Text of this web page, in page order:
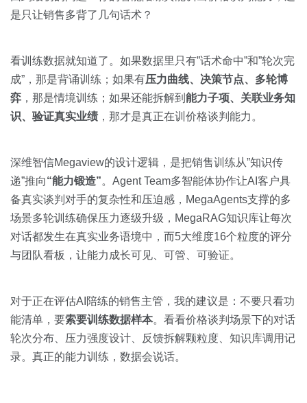
是只让销售多背了几句话术？
看训练数据就知道了。如果数据里只有”话术命中”和”轮次完
成”，那是背诵训练；如果有压力曲线、决策节点、多轮博
弈 ，那是情境训练；如果还能拆解到 能力子项、关联业务知
识、验证真实业绩 ，那才是真正在训价格谈判能力。
深维智信Megaview的设计逻辑，是把销售训练从”知识传
递”推向“能力锻造”。Agent Team多智能体协作让AI客户具
备真实谈判对手的复杂性和压迫感，MegaAgents支撑的多
场景多轮训练确保压力逐级升级，MegaRAG知识库让每次
对话都发生在真实业务语境中，而5大维度16个粒度的评分
与团队看板，让能力成长可见、可管、可验证。
对于正在评估AI陪练的销售主管，我的建议是：不要只看功
能清单，要索要训练数据样本。看看价格谈判场景下的对话
轮次分布、压力强度设计、反馈拆解颗粒度、知识库调用记
录。真正的能力训练，数据会说话。